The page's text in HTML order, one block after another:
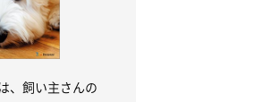
、飼い主さんの